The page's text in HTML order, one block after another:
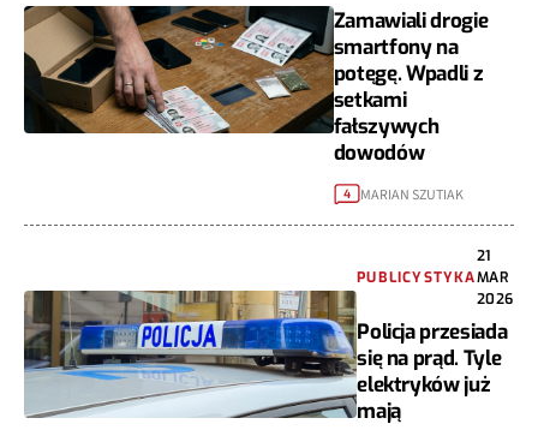
Zamawiali drogie
smartfony na
potęgę. Wpadli z
setkami
fałszywych
dowodów
4 MARIAN SZUTIAK
PUBLICYSTYKA
21
MAR
2026
Policja przesiada
się na prąd. Tyle
elektryków już
mają